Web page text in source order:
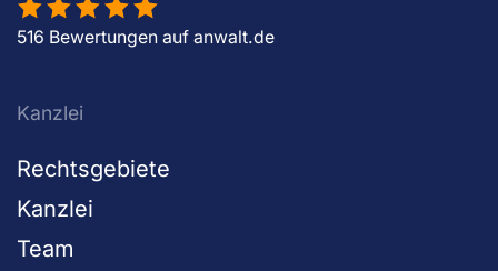
516 Bewertungen auf anwalt.de
Kanzlei
Rechtsgebiete
Kanzlei
Team